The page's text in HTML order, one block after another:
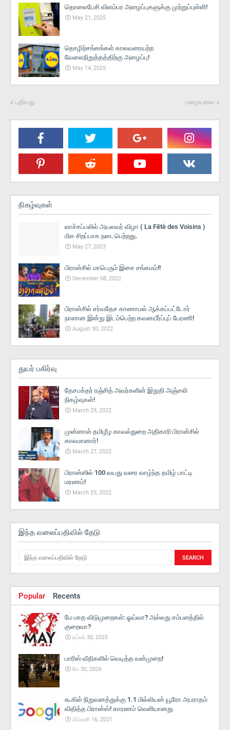
தொலைபேசி விளம்பர அழைப்புகளுக்கு முற்றுப்புள்ளி!
May 21, 2025
தொழிற்சங்கங்கள் காலவரையற்ற
வேலைநிறுத்தத்திற்கு அழைப்பு!
May 14, 2025
புதியது பழையவை
நிகழ்வுகள்
லாச்சப்பலில் அயலவர் விழா ( La Fētè des Voisins )
மிக சிறப்பாக நடைபெற்றது.
May 27, 2023
பிரான்சில் மாபெரும் இசை சங்கமம்!!
December 08, 2022
பிரான்சில் சர்வதேச காணாமல் ஆக்கப்பட்டோர்
நாளான இன்று இடம்பெற்ற கவனயீர்ப்புப் பேரணி!
August 30, 2022
துயர் பகிர்வு
தேசபக்தர் ரஞ்சித் அவர்களின் இறுதி அஞ்சலி
நிகழ்வுகள்!
March 29, 2022
முன்னாள் தமிழீழ காவல்துறை அதிகாரி பிரான்சில்
காலமானார்!
March 27, 2022
பிரான்ஸில் 100 வயது வரை வாழ்ந்த தமிழ் பாட்டி
மரணம்!
March 25, 2022
இந்த வலைப்பதிவில் தேடு
Popular Recents
மே மாத விடுமுறைகள்: ஓய்வா? அல்லது சம்பளத்தில்
குறைவா?
ஏப்ரல் 30, 2025
பாரிஸ் வீதிகளில் வெடித்த வன்முறை!
மே 30, 2026
கூகிள் நிறுவனத்துக்கு 1.1 மில்லியன் யூரோ அபராதம்
விதித்த பிரான்ஸ்! காரணம் வெளியானது
பிப்ரவரி 16, 2021